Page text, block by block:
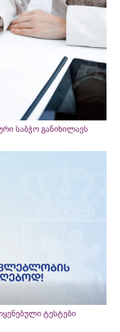
საბჭო განიხილავს
ტესტები